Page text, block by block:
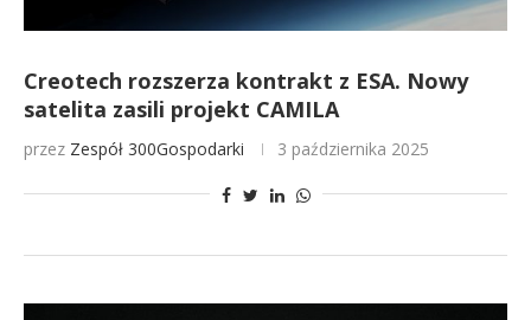
Creotech rozszerza kontrakt z ESA. Nowy
satelita zasili projekt CAMILA
przez Zespół 300Gospodarki 3 października 2025